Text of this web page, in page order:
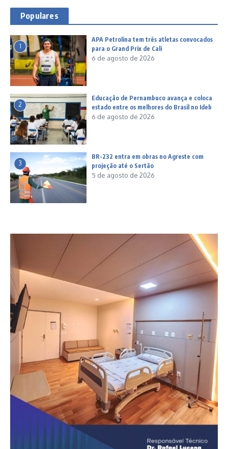
Populares
1
APA Petrolina tem três atletas convocados
para o Grand Prix de Cali
6 de agosto de 2026
2
Educação de Pernambuco avança e coloca
estado entre os melhores do Brasil no Ideb
6 de agosto de 2026
3
BR-232 entra em obras no Agreste com
projeção até o Sertão
5 de agosto de 2026